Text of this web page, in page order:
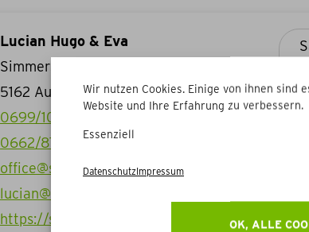
Wir nutzen Cookies. Einige von ihnen sind
Website und Ihre Erfahrung zu verbessern.
Essenziell
OK, ALLE
DatenschutzImpressum
Lucian Hugo & Eva
Simmerstatt 6
5162 Au
0699/10133630
0662/87354554
office@stadtkrug.at
lucian@stadtkrug.at
https://stadtkrug.at